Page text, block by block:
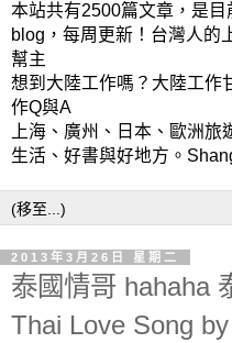
本站共有2500篇文章，是
blog，每周更新！台灣人的
幫主
想到大陸工作嗎？大陸工作
作Q與A
上海、廣州、日本、歐洲旅
生活、好書與好地方。
2013年3月26日 星期二
泰國情哥 hahaha
Thai Love Song